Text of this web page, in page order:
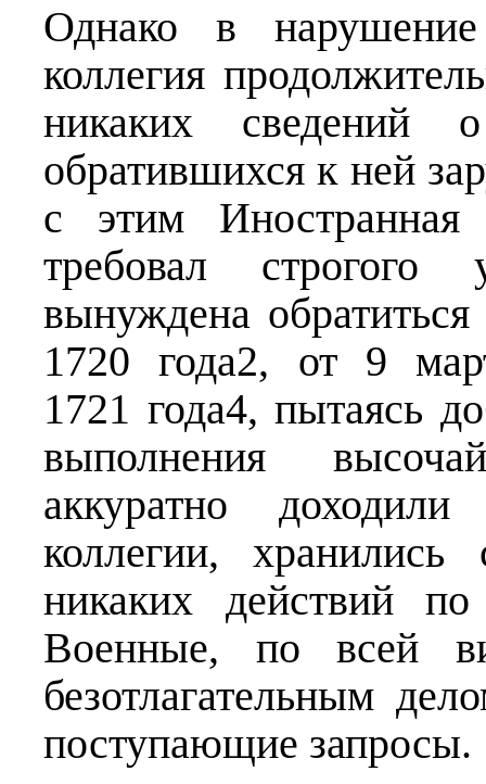
Однако в
коллегия
никаких сведений
обратившихся к ней
с этим Иностранная
требовал строгого
вынуждена
1720 года2, от 9
1721 года4, пытаясь
выполнения
аккуратно
коллегии,
никаких действий
Военные, по всей
безотлагательным
поступающие запросы.